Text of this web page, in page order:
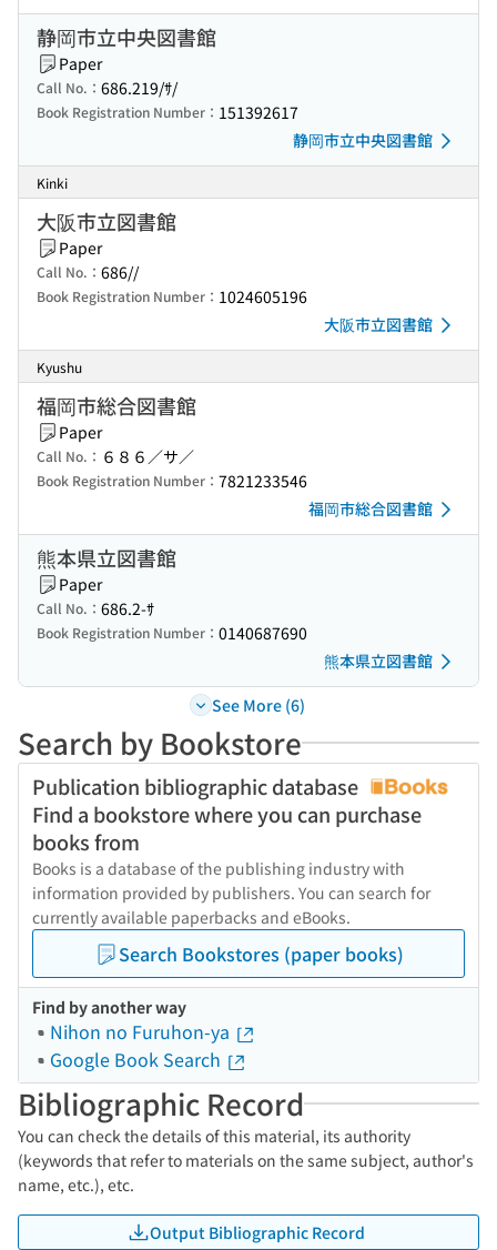
静岡市立中央図書館
Paper
Call No.： 686.219/ｻ/
Book Registration Number： 151392617
静岡市立中央図書館
Kinki
大阪市立図書館
Paper
Call No.： 686//
Book Registration Number： 1024605196
大阪市立図書館
Kyushu
福岡市総合図書館
Paper
Call No.： ６８６／サ／
Book Registration Number： 7821233546
福岡市総合図書館
熊本県立図書館
Paper
Call No.： 686.2-ｻ
Book Registration Number： 0140687690
熊本県立図書館
See More (6)
Search by Bookstore
Publication bibliographic database
Find a bookstore where you can purchase
books from
Books is a database of the publishing industry with
information provided by publishers. You can search for
currently available paperbacks and eBooks.
Search Bookstores (paper books)
Find by another way
Nihon no Furuhon-ya
Google Book Search
Bibliographic Record
You can check the details of this material, its authority
(keywords that refer to materials on the same subject, author's
name, etc.), etc.
Output Bibliographic Record